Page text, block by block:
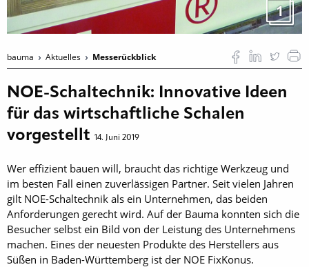
1
bauma Aktuelles Messerückblick
NOE-Schaltechnik: Innovative Ideen
für das wirtschaftliche Schalen
vorgestellt 14. Juni 2019
Wer effizient bauen will, braucht das richtige Werkzeug und
im besten Fall einen zuverlässigen Partner. Seit vielen Jahren
gilt NOE-Schaltechnik als ein Unternehmen, das beiden
Anforderungen gerecht wird. Auf der Bauma konnten sich die
Besucher selbst ein Bild von der Leistung des Unternehmens
machen. Eines der neuesten Produkte des Herstellers aus
Süßen in Baden-Württemberg ist der NOE FixKonus.